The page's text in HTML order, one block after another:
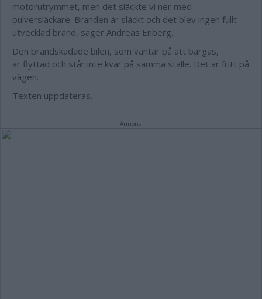
motorutrymmet, men det släckte vi ner med
pulversläckare. Branden är släckt och det blev ingen fullt
utvecklad brand, säger Andreas Enberg.
Den brandskadade bilen, som väntar på att bärgas,
är flyttad och står inte kvar på samma ställe. Det är fritt på
vägen.
Texten uppdateras.
Annons: